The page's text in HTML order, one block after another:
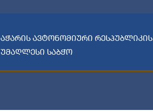
აჭარის ავტონომიური რესპუბლიკის
უმაღლესი საბჭო